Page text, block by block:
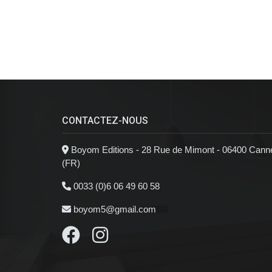
CONTACTEZ-NOUS
Boyom Editions - 28 Rue de Mimont - 06400
(FR)
0033 (0)6 06 49 60 58
boyom5@gmail.com